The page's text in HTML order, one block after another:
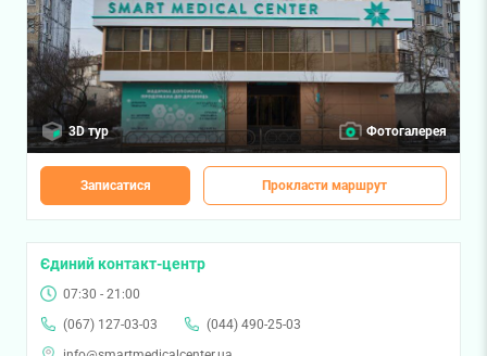
3D тур Фотогалерея
Записатися Прокласти маршрут
Єдиний контакт-центр
07:30 - 21:00
(067) 127-03-03
(044) 490-25-03